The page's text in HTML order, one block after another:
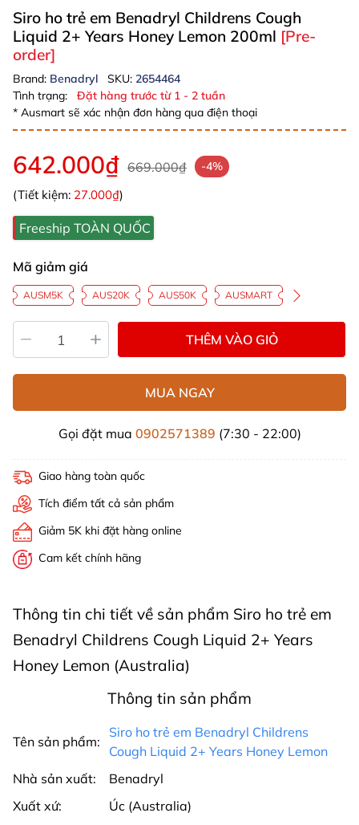
Siro ho trẻ em Benadryl Childrens Cough
Liquid 2+ Years Honey Lemon 200ml [Pre-
order]
Brand: Benadryl SKU: 2654464
Tình trạng:
Đặt hàng trước từ 1 - 2 tuần
* Ausmart sẽ xác nhận đơn hàng qua điện thoại
642.000₫ 669.000₫ -4%
(Tiết kiệm: 27.000₫)
Freeship TOÀN QUỐC
Mã giảm giá
AUSM5K AUS20K AUS50K AUSMART
THÊM VÀO GIỎ
MUA NGAY
Gọi đặt mua 0902571389 (7:30 - 22:00)
Giao hàng toàn quốc
Tích điểm tất cả sản phẩm
Giảm 5K khi đặt hàng online
Cam kết chính hãng
Thông tin chi tiết về sản phẩm Siro ho trẻ em
Benadryl Childrens Cough Liquid 2+ Years
Honey Lemon (Australia)
Thông tin sản phẩm
Tên sản phẩm:
Siro ho trẻ em Benadryl Childrens
Cough Liquid 2+ Years Honey Lemon
Nhà sản xuất:
Benadryl
Xuất xứ:
Úc (Australia)